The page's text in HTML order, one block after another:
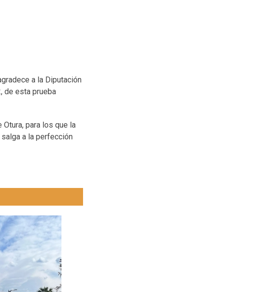
a la Diputación
de esta prueba
para los que la
a la perfección